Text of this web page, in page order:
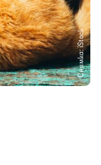
Снимка: iStock